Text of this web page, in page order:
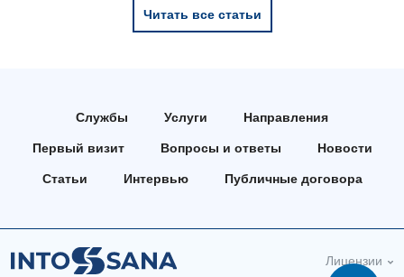
Читать все статьи
Службы Услуги Направления
Первый визит Вопросы и ответы Новости
Статьи Интервью Публичные договора
Лицензии